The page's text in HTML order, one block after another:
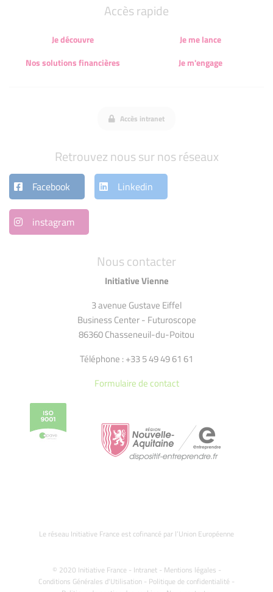
Nous contacter
Initiative Vienne
3 avenue Gustave Eiffel
Business Center - Futuroscope
86360 Chasseneuil-du-Poitou
Téléphone : +33 5 49 49 61 61
Formulaire de contact
Le réseau Initiative France est cofinancé par l’Union Européenne
© 2020 Initiative France - Intranet- Mentions légales -
Conditions Générales d'Utilisation - Politique de confidentialité -
Accès rapide
Je découvre
Je me lance
Nos solutions financières
Je m'engage
Accès intranet
Retrouvez nous sur nos réseaux
Facebook Linkedin
instagram